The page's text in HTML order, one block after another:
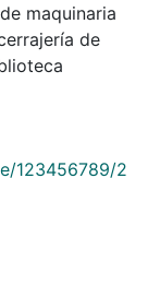
maquinaria
de
123456789/2